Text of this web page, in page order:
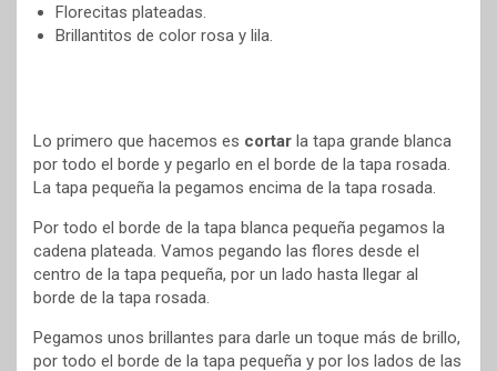
Florecitas plateadas.
Brillantitos de color rosa y lila.
Lo primero que hacemos es cortar la tapa grande blanca
por todo el borde y pegarlo en el borde de la tapa rosada.
La tapa pequeña la pegamos encima de la tapa rosada.
Por todo el borde de la tapa blanca pequeña pegamos la
cadena plateada. Vamos pegando las flores desde el
centro de la tapa pequeña, por un lado hasta llegar al
borde de la tapa rosada.
Pegamos unos brillantes para darle un toque más de brillo,
por todo el borde de la tapa pequeña y por los lados de las